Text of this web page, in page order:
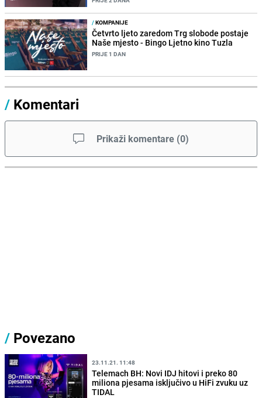
/KOMPANIJE
Četvrto ljeto zaredom Trg slobode postaje
Naše mjesto - Bingo Ljetno kino Tuzla
PRIJE 1 DAN
/ Komentari
Prikaži komentare (0)
/ Povezano
23.11.21. 11:48
Telemach BH: Novi IDJ hitovi i preko 80
miliona pjesama isključivo u HiFi zvuku uz
TIDAL